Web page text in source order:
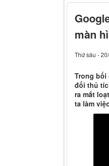
màn
Thứ sáu -
Trong
đối thủ
ra mắt
ta làm